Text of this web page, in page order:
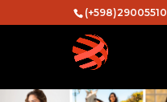
(+598)29005510